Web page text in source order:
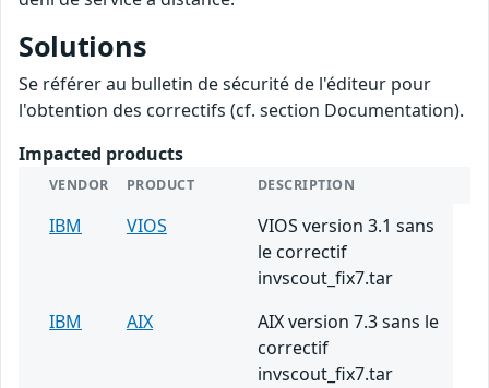
Solutions
Se référer au bulletin de sécurité de l'éditeur pour
l'obtention des correctifs (cf. section Documentation).
Impacted products
VENDOR PRODUCT DESCRIPTION
IBM VIOS
VIOS version 3.1 sans
le correctif
invscout_fix7.tar
IBM
AIX
AIX version 7.3 sans le
correctif
invscout_fix7.tar